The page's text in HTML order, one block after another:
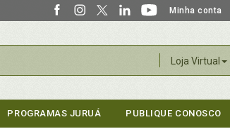
Minha conta
Loja Virtual
PROGRAMAS JURUÁ PUBLIQUE CONOSCO